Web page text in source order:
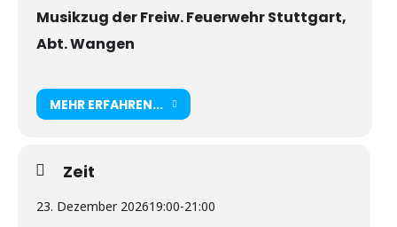
Musikzug der Freiw. Feuerwehr Stuttgart,
Abt. Wangen
MEHR ERFAHREN...
Zeit
23. Dezember 202619:00-21:00